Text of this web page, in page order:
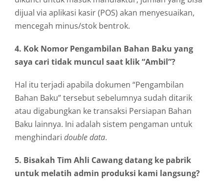
dijual via aplikasi kasir (POS) akan menyesuaikan,
mencegah minus/stok bentrok.
4. Kok Nomor Pengambilan Bahan Baku yang
saya cari tidak muncul saat klik “Ambil”?
Hal itu terjadi apabila dokumen “Pengambilan
Bahan Baku” tersebut sebelumnya sudah ditarik
atau digabungkan ke transaksi Persiapan Bahan
Baku lainnya. Ini adalah sistem pengaman untuk
menghindari double data.
5. Bisakah Tim Ahli Cawang datang ke pabrik
untuk melatih admin produksi kami langsung?